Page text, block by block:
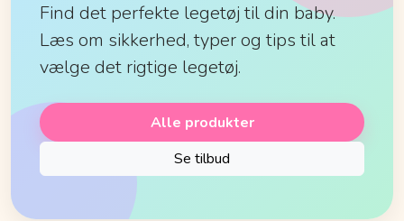
Find det perfekte legetøj til din baby.
Læs om sikkerhed, typer og tips til at
vælge det rigtige legetøj.
Alle produkter
Se tilbud